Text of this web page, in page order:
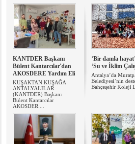
KANTDER Başkanı
Bülent Kantarcılar'dan
AKOSDERE Yardım Eli
KUŞAKTAN KUŞAĞA
ANTALYALILAR
(KANTDER) Başkanı
Bülent Kantarcılar
AKOSDER ...
‘Bir damla
‘Su ve İklim
Antalya’da
Belediyesi’nin
Bahçeşehir Koleji